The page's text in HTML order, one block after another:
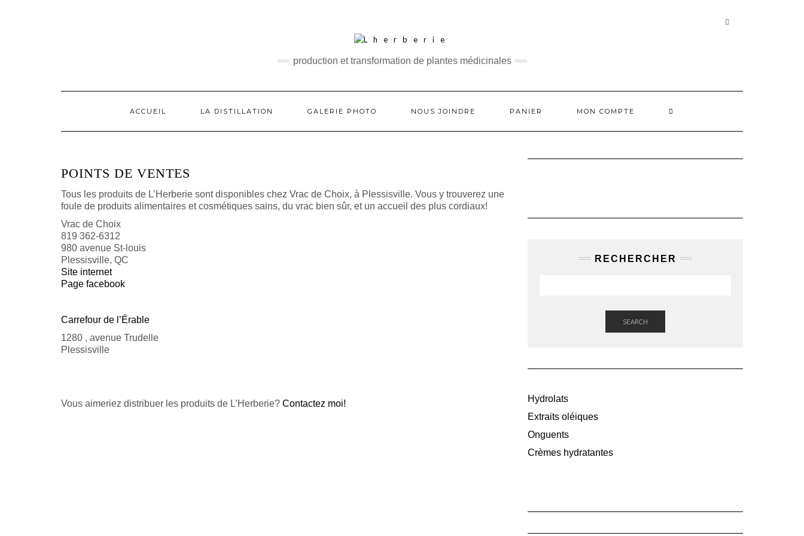
production et transformation de plantes médicinales
ACCUEIL LA DISTILLATION GALERIE PHOTO NOUS JOINDRE PANIER MON COMPTE
POINTS DE VENTES
Tous les produits de L’Herberie sont disponibles chez Vrac de Choix, à Plessisville. Vous y trouverez une
foule de produits alimentaires et cosmétiques sains, du vrac bien sûr, et un accueil des plus cordiaux!
Vrac de Choix
819 362-6312
980 avenue St-louis
Plessisville, QC
Site internet
Page facebook
Carrefour de l’Érable
1280 , avenue Trudelle
Plessisville
Vous aimeriez distribuer les produits de L’Herberie? Contactez moi!
RECHERCHER
SEARCH
Hydrolats
Extraits oléiques
Onguents
Crèmes hydratantes